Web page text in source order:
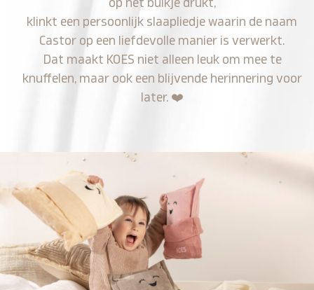
op het buikje drukt,
klinkt een persoonlijk slaapliedje waarin de naam
Castor op een liefdevolle manier is verwerkt.
Dat maakt KOES niet alleen leuk om mee te
knuffelen, maar ook een blijvende herinnering voor
later. ❤️